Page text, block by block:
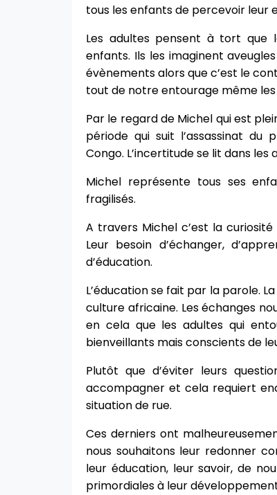
tous les enfants de percevoir leur
Les adultes pensent à tort que
enfants. Ils les imaginent
évènements alors que c’est le
tout de notre entourage même
Par le regard de Michel qui est
période qui suit l’assassinat du
Congo. L’incertitude se lit dans
Michel représente tous ses
fragilisés.
A travers Michel c’est la
Leur besoin d’échanger,
d’éducation.
L’éducation se fait par la parole.
culture africaine. Les échanges
en cela que les adultes qui
bienveillants mais conscients de
Plutôt que d’éviter leurs
accompagner et cela requiert
situation de rue.
Ces derniers ont
nous souhaitons leur redonner
leur éducation, leur savoir, de
primordiales à leur